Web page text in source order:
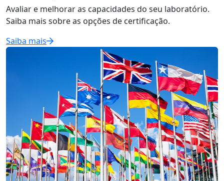
Avaliar e melhorar as capacidades do seu laboratório.
Saiba mais sobre as opções de certificação.
Saiba mais